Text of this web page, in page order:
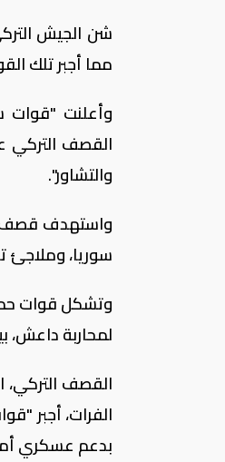
شن الجيش
مما أجبر تلك
وأعلنت "قوات
القصف التركي
والتشاور".
واستهدف قصف
سوريا، وملاجئ
وتشكل قوات
لمحاربة داعش،
القصف
الفرات، أجبر
بدعم عسكري